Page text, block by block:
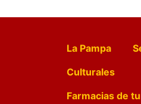
La Pampa
Culturales
Farmacias de